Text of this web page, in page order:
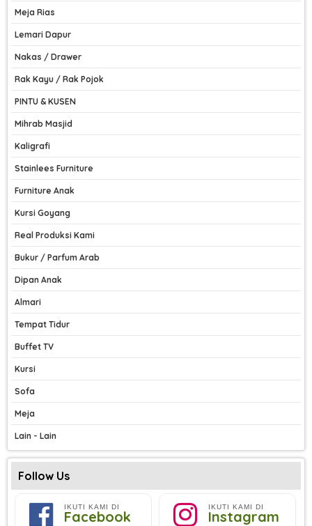
Meja Rias
Lemari Dapur
Nakas / Drawer
Rak Kayu / Rak Pojok
PINTU & KUSEN
Mihrab Masjid
Kaligrafi
Stainlees Furniture
Furniture Anak
Kursi Goyang
Real Produksi Kami
Bukur / Parfum Arab
Dipan Anak
Almari
Tempat Tidur
Buffet TV
Kursi
Sofa
Meja
Lain - Lain
Follow Us
IKUTI KAMI DI
Facebook
IKUTI KAMI DI
Instagram